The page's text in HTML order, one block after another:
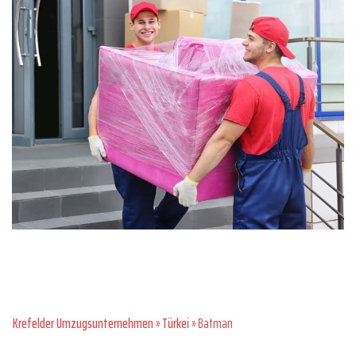
Krefelder Umzugsunternehmen»Türkei» Batman